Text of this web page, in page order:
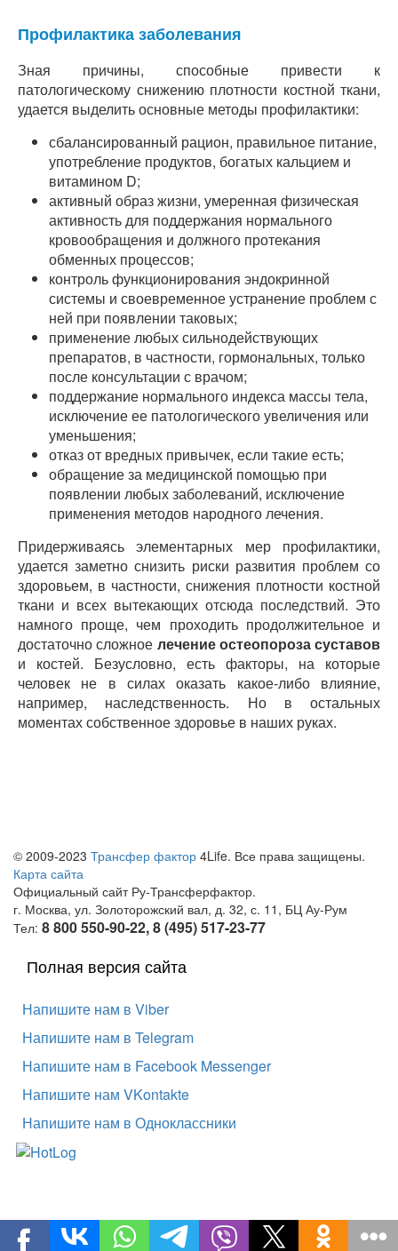
Профилактика заболевания
Зная причины, способные привести к
патологическому снижению плотности костной ткани,
удается выделить основные методы профилактики:
сбалансированный рацион, правильное питание,
употребление продуктов, богатых кальцием и
витамином D;
активный образ жизни, умеренная физическая
активность для поддержания нормального
кровообращения и должного протекания
обменных процессов;
контроль функционирования эндокринной
системы и своевременное устранение проблем с
ней при появлении таковых;
применение любых сильнодействующих
препаратов, в частности, гормональных, только
после консультации с врачом;
поддержание нормального индекса массы тела,
исключение ее патологического увеличения или
уменьшения;
отказ от вредных привычек, если такие есть;
обращение за медицинской помощью при
появлении любых заболеваний, исключение
применения методов народного лечения.
Придерживаясь элементарных мер профилактики,
удается заметно снизить риски развития проблем со
здоровьем, в частности, снижения плотности костной
ткани и всех вытекающих отсюда последствий. Это
намного проще, чем проходить продолжительное и
достаточно сложное лечение остеопороза суставов
и костей. Безусловно, есть факторы, на которые
человек не в силах оказать какое-либо влияние,
например, наследственность. Но в остальных
моментах собственное здоровье в наших руках.
© 2009-2023 Трансфер фактор 4Life. Все права защищены.
Карта сайта
Официальный сайт Ру-Трансферфактор.
г. Москва, ул. Золоторожский вал, д. 32, с. 11, БЦ Ау-Рум
Тел: 8 800 550-90-22, 8 (495) 517-23-77
Полная версия сайта
Напишите нам в Viber
Напишите нам в Telegram
Напишите нам в Facebook Messenger
Напишите нам VKontakte
Напишите нам в Одноклассники